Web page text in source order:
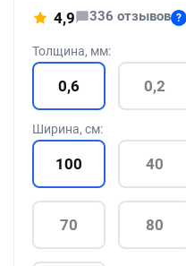
4,9 336 отзывов ?
Толщина, мм:
0,6 0,2
Ширина, см:
100 40
70 80